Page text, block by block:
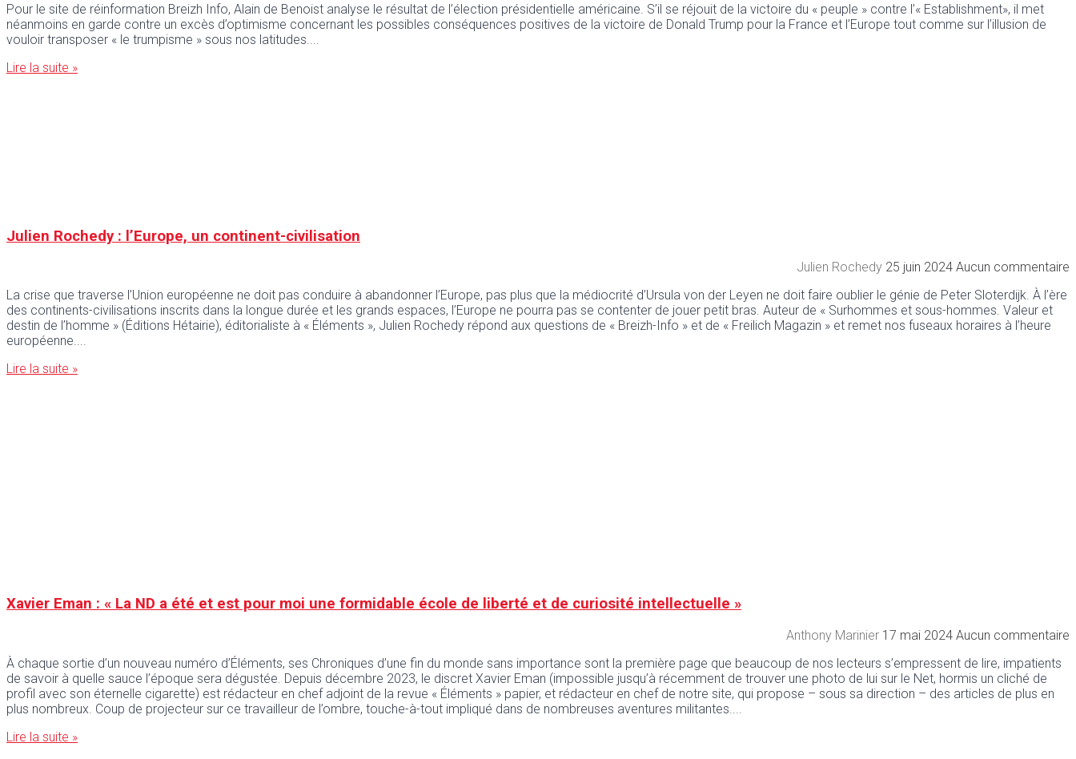
Pour le site de réinformation Breizh Info, Alain de Benoist analyse le résultat de l’élection présidentielle américaine. S’il se réjouit de la victoire du « peuple » contre l’« Establishment», il met
néanmoins en garde contre un excès d’optimisme concernant les possibles conséquences positives de la victoire de Donald Trump pour la France et l’Europe tout comme sur l’illusion de
vouloir transposer « le trumpisme » sous nos latitudes.
Lire la suite »
Julien Rochedy : l’Europe, un continent-civilisation
Julien Rochedy 25 juin 2024 Aucun commentaire
La crise que traverse l’Union européenne ne doit pas conduire à abandonner l’Europe, pas plus que la médiocrité d’Ursula von der Leyen ne doit faire oublier le génie de Peter Sloterdijk. À l’ère
des continents-civilisations inscrits dans la longue durée et les grands espaces, l’Europe ne pourra pas se contenter de jouer petit bras. Auteur de « Surhommes et sous-hommes. Valeur et
destin de l’homme » (Éditions Hétairie), éditorialiste à « Éléments », Julien Rochedy répond aux questions de « Breizh-Info » et de « Freilich Magazin » et remet nos fuseaux horaires à l’heure
européenne.
Lire la suite »
Xavier Eman : « La ND a été et est pour moi une formidable école de liberté et de curiosité intellectuelle »
Anthony Marinier 17 mai 2024 Aucun commentaire
À chaque sortie d’un nouveau numéro d’Éléments, ses Chroniques d’une fin du monde sans importance sont la première page que beaucoup de nos lecteurs s’empressent de lire, impatients
de savoir à quelle sauce l’époque sera dégustée. Depuis décembre 2023, le discret Xavier Eman (impossible jusqu’à récemment de trouver une photo de lui sur le Net, hormis un cliché de
profil avec son éternelle cigarette) est rédacteur en chef adjoint de la revue « Éléments » papier, et rédacteur en chef de notre site, qui propose – sous sa direction – des articles de plus en
plus nombreux. Coup de projecteur sur ce travailleur de l’ombre, touche-à-tout impliqué dans de nombreuses aventures militantes.
Lire la suite »